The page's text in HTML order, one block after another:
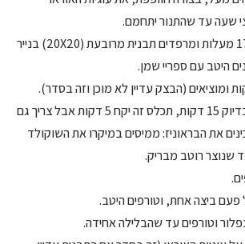
שעה עד שהתנור יתחמם.
– מחממים תנור ל-170 מעלות ומרפדים תבנית מרובעת (20X20) בנייר
היטב עם ספריי שמן.
– בזמן הזה (יש לכם בדיוק 15 דקות, תכלס זה יקח 5 דקות אבל צריך גם
את הבראוניז: ממיסים במיקרו את השוקולד
שנוצר רוטב מבריק.
פעם ביצה אחת, וטורפים היטב.
וטורפים עד שהבלילה אחידה.